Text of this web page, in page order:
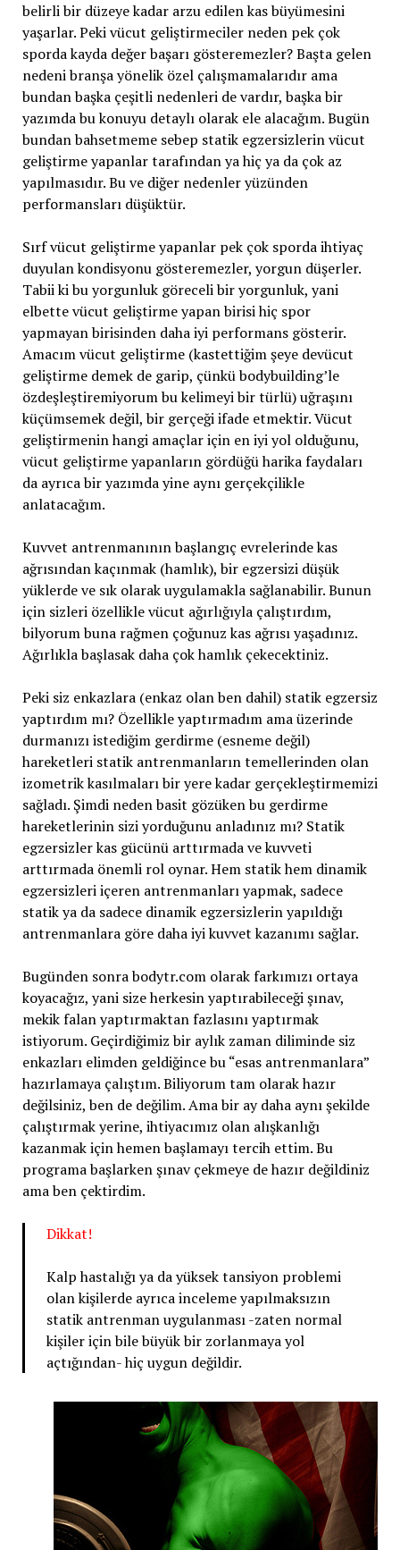
belirli bir düzeye kadar arzu edilen kas büyümesini
yaşarlar. Peki vücut geliştirmeciler neden pek çok
sporda kayda değer başarı gösteremezler? Başta gelen
nedeni branşa yönelik özel çalışmamalarıdır ama
bundan başka çeşitli nedenleri de vardır, başka bir
yazımda bu konuyu detaylı olarak ele alacağım. Bugün
bundan bahsetmeme sebep statik egzersizlerin vücut
geliştirme yapanlar tarafından ya hiç ya da çok az
yapılmasıdır. Bu ve diğer nedenler yüzünden
performansları düşüktür.
Sırf vücut geliştirme yapanlar pek çok sporda ihtiyaç
duyulan kondisyonu gösteremezler, yorgun düşerler.
Tabii ki bu yorgunluk göreceli bir yorgunluk, yani
elbette vücut geliştirme yapan birisi hiç spor
yapmayan birisinden daha iyi performans gösterir.
Amacım vücut geliştirme (kastettiğim şeye devücut
geliştirme demek de garip, çünkü bodybuilding’le
özdeşleştiremiyorum bu kelimeyi bir türlü) uğraşını
küçümsemek değil, bir gerçeği ifade etmektir. Vücut
geliştirmenin hangi amaçlar için en iyi yol olduğunu,
vücut geliştirme yapanların gördüğü harika faydaları
da ayrıca bir yazımda yine aynı gerçekçilikle
anlatacağım.
Kuvvet antrenmanının başlangıç evrelerinde kas
ağrısından kaçınmak (hamlık), bir egzersizi düşük
yüklerde ve sık olarak uygulamakla sağlanabilir. Bunun
için sizleri özellikle vücut ağırlığıyla çalıştırdım,
bilyorum buna rağmen çoğunuz kas ağrısı yaşadınız.
Ağırlıkla başlasak daha çok hamlık çekecektiniz.
Peki siz enkazlara (enkaz olan ben dahil) statik egzersiz
yaptırdım mı? Özellikle yaptırmadım ama üzerinde
durmanızı istediğim gerdirme (esneme değil)
hareketleri statik antrenmanların temellerinden olan
izometrik kasılmaları bir yere kadar gerçekleştirmemizi
sağladı. Şimdi neden basit gözüken bu gerdirme
hareketlerinin sizi yorduğunu anladınız mı? Statik
egzersizler kas gücünü arttırmada ve kuvveti
arttırmada önemli rol oynar. Hem statik hem dinamik
egzersizleri içeren antrenmanları yapmak, sadece
statik ya da sadece dinamik egzersizlerin yapıldığı
antrenmanlara göre daha iyi kuvvet kazanımı sağlar.
Bugünden sonra bodytr.com olarak farkımızı ortaya
koyacağız, yani size herkesin yaptırabileceği şınav,
mekik falan yaptırmaktan fazlasını yaptırmak
istiyorum. Geçirdiğimiz bir aylık zaman diliminde siz
enkazları elimden geldiğince bu “esas antrenmanlara”
hazırlamaya çalıştım. Biliyorum tam olarak hazır
değilsiniz, ben de değilim. Ama bir ay daha aynı şekilde
çalıştırmak yerine, ihtiyacımız olan alışkanlığı
kazanmak için hemen başlamayı tercih ettim. Bu
programa başlarken şınav çekmeye de hazır değildiniz
ama ben çektirdim.
Dikkat!
Kalp hastalığı ya da yüksek tansiyon problemi
olan kişilerde ayrıca inceleme yapılmaksızın
statik antrenman uygulanması -zaten normal
kişiler için bile büyük bir zorlanmaya yol
açtığından- hiç uygun değildir.